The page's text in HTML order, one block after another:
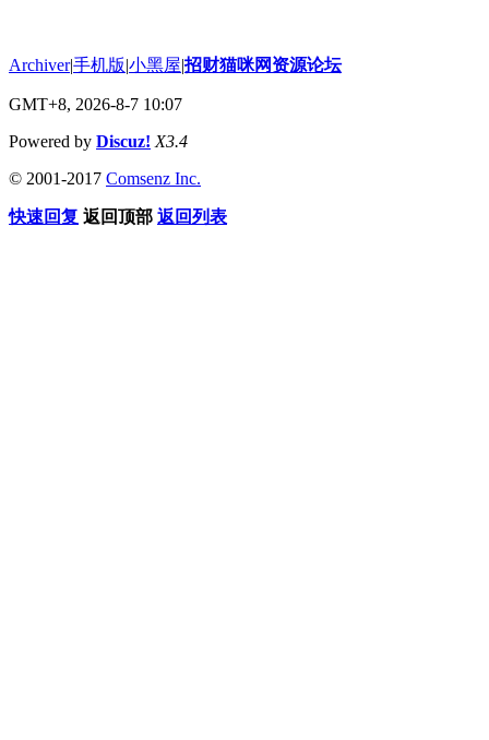
Archiver|手机版|小黑屋|招财猫咪网资源论坛
GMT+8, 2026-8-7 10:07
Powered by Discuz! X3.4
© 2001-2017 Comsenz Inc.
快速回复 返回顶部 返回列表